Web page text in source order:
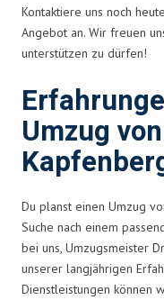
Kontaktiere uns noch
Angebot an. Wir freuen
unterstützen zu dürfen!
Umzug
Du planst einen Umzug
Suche nach einem
bei uns, Umzugsmeister
unserer langjährigen
Dienstleistungen können